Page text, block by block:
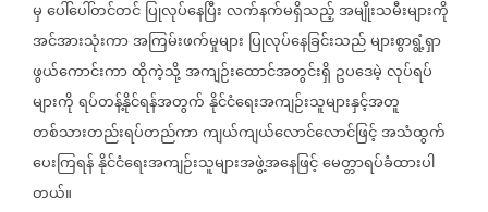
မှပေါ်ပေါ်တင်တင်ပြုလုပ်နေပြီးလက်နက်မရှိသည့်အမျိုးသမီးများကို
အင်အားသုံးကာအကြမ်းဖက်မှုများ ပြုလုပ်နေခြင်းသည်များစွာရွံ့ရှာ
ဖွယ်ကောင်းကာထိုကဲ့သို့အကျဉ်းထောင်အတွင်းရှိ ဥပဒေမဲ့လုပ်ရပ်
များကိုရပ်တန့်နိုင်ရန်အတွက်နိုင်ငံရေးအကျဉ်းသူများနှင့်အတူ
တစ်သားတည်းရပ်တည်ကာကျယ်ကျယ်လောင်လောင်ဖြင့်အသံထွက်
ပေးကြရန်နိုင်ငံရေးအကျဉ်းသူများအဖွဲ့အနေဖြင့်မေတ္တာရပ်ခံထားပါ
တယ်။